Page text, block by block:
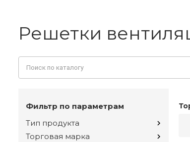
Решетки
Фильтр по параметрам
Тип продукта
Торговая марка